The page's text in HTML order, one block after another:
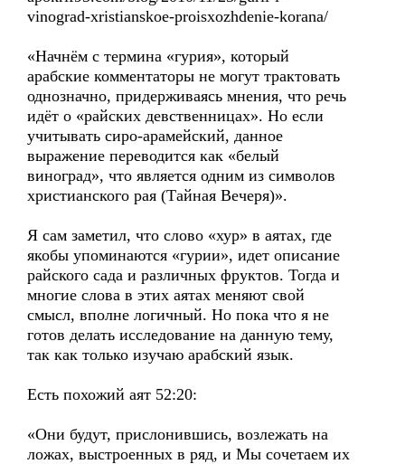
vinograd-xristianskoe-proisxozhdenie-korana/
«Начнём с термина «гурия», который
арабские комментаторы не могут трактовать
однозначно, придерживаясь мнения, что речь
идёт о «райских девственницах». Но если
учитывать сиро-арамейский, данное
выражение переводится как «белый
виноград», что является одним из символов
христианского рая (Тайная Вечеря)».
Я сам заметил, что слово «хур» в аятах, где
якобы упоминаются «гурии», идет описание
райского сада и различных фруктов. Тогда и
многие слова в этих аятах меняют свой
смысл, вполне логичный. Но пока что я не
готов делать исследование на данную тему,
так как только изучаю арабский язык.
Есть похожий аят 52:20:
«Они будут, прислонившись, возлежать на
ложах, выстроенных в ряд, и Мы сочетаем их